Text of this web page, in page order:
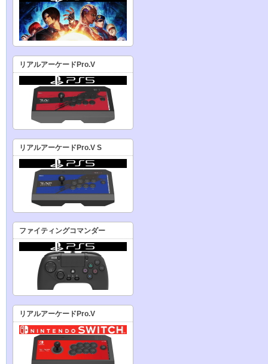
リアルアーケードPro.V
リアルアーケードPro.V S
ファイティングコマンダー
リアルアーケードPro.V